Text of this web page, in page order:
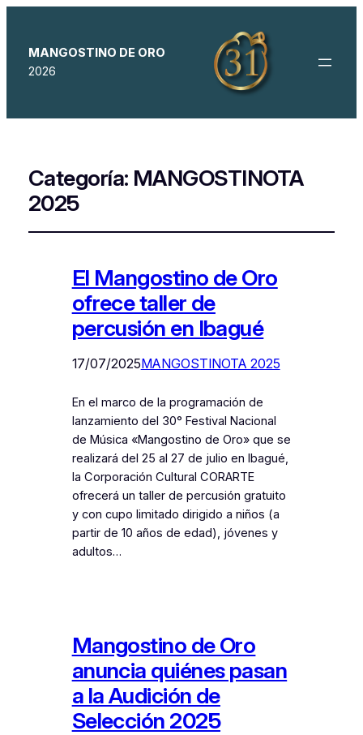
MANGOSTINO DE ORO
2026
Categoría: MANGOSTINOTA
2025
El Mangostino de Oro
ofrece taller de
percusión en Ibagué
17/07/2025MANGOSTINOTA 2025
En el marco de la programación de
lanzamiento del 30° Festival Nacional
de Música «Mangostino de Oro» que se
realizará del 25 al 27 de julio en Ibagué,
la Corporación Cultural CORARTE
ofrecerá un taller de percusión gratuito
y con cupo limitado dirigido a niños (a
partir de 10 años de edad), jóvenes y
adultos…
Mangostino de Oro
anuncia quiénes pasan
a la Audición de
Selección 2025